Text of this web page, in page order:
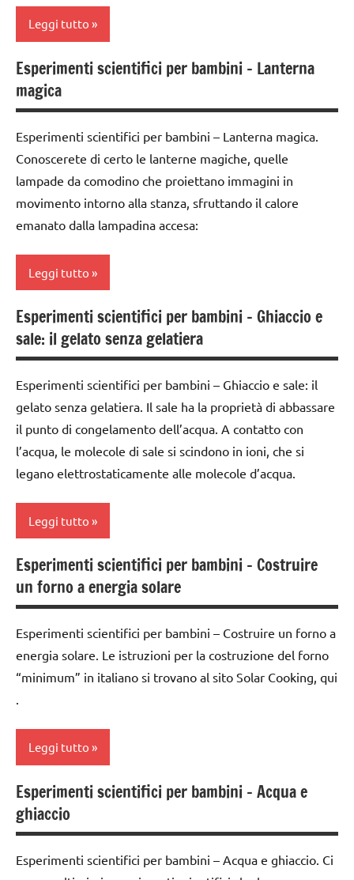
TUTTI GLI
ARTICOLI
dai
anni
ESPERIMENTI
E ATTIVITA'
STEM
ESPERIMENTI
SCIENTIFICI
GUIDA
DIDATTICA
SCIENZE
scienze:
fisica e
chimica
TUTTI GLI
ARGOMENTI
PER ETA'
TUTTI GLI
E ATTIVITA'
ESPERIMENTI
SCIENTIFICI
GUIDA
SCIENZE
scienze:
chimica
ARGOMENTI
PER ETA'
TUTTI GLI
ARTICOLI
Leggi tutto
ESPERIMENTI
SCIENTIFICI
Esperimenti scientifici per bambini – Lanterna
magica
Esperimenti scientifici per bambini – Lanterna magica.
Conoscerete di certo le lanterne magiche, quelle
lampade da comodino che proiettano immagini in
movimento intorno alla stanza, sfruttando il calore
emanato dalla lampadina accesa:
Leggi tutto
classe
4a
5a
ESPERIMENTI
SCIENTIFICI
SCIENZE
TUTTI GLI
PER ETA'
TUTTI GLI
ARTICOLI
varie -
manualità
Esperimenti scientifici per bambini – Ghiaccio e
sale: il gelato senza gelatiera
Esperimenti scientifici per bambini – Ghiaccio e sale: il
gelato senza gelatiera. Il sale ha la proprietà di abbassare
il punto di congelamento dell’acqua. A contatto con
l’acqua, le molecole di sale si scindono in ioni, che si
legano elettrostaticamente alle molecole d’acqua.
Leggi tutto
classi
1a-5a
a 3
anni
dai
anni
SCIENTIFICI
SCIENZE
ARGOMENTI
Esperimenti scientifici per bambini – Costruire
un forno a energia solare
Esperimenti scientifici per bambini – Costruire un forno a
energia solare. Le istruzioni per la costruzione del forno
“minimum” in italiano si trovano al sito Solar Cooking, qui
.
Leggi tutto
classe
4a
5a
Esperimenti scientifici per bambini – Acqua e
ghiaccio
Esperimenti scientifici per bambini – Acqua e ghiaccio. Ci